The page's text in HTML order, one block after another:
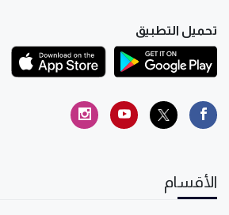
تحميل التطبيق
الأقسام